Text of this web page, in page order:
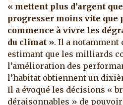
« mettent plus d’argent
progresser moins vite que
commence à vivre les
du climat ». Il a notamment
estimant que les milliards
l’amélioration des
l’habitat obtiennent un
Il a évoqué les décisions «
déraisonnables » de